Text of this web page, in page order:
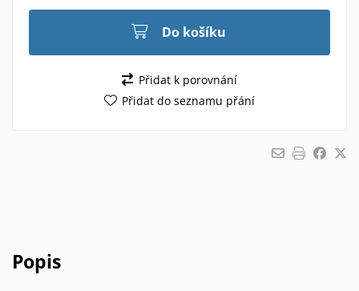
Do košíku
Přidat k porovnání
Přidat do seznamu přání
Popis